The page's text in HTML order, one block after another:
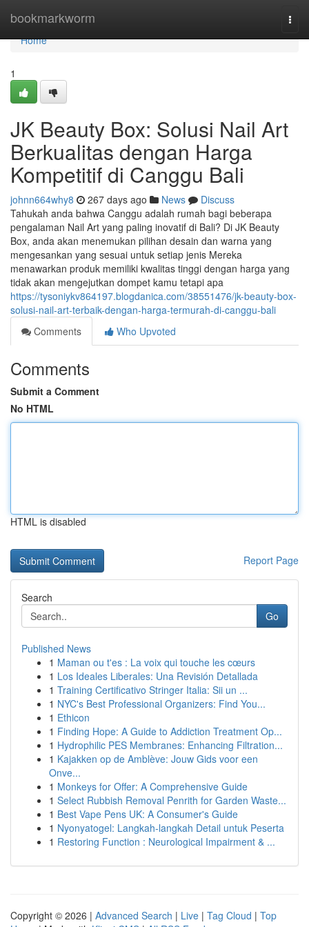
bookmarkworm
Home
Home
1
JK Beauty Box: Solusi Nail Art
Berkualitas dengan Harga
Kompetitif di Canggu Bali
johnn664why8 267 days ago News
Discuss
Tahukah anda bahwa Canggu adalah rumah bagi beberapa
pengalaman Nail Art yang paling inovatif di Bali? Di JK Beauty
Box, anda akan menemukan pilihan desain dan warna yang
mengesankan yang sesuai untuk setiap jenis Mereka
menawarkan produk memiliki kwalitas tinggi dengan harga yang
tidak akan mengejutkan dompet kamu tetapi apa
https://tysoniykv864197.blogdanica.com/38551476/jk-beauty-box-
solusi-nail-art-terbaik-dengan-harga-termurah-di-canggu-bali
Comments
Who Upvoted
Comments
Submit a Comment
No HTML
HTML is disabled
Report Page
Search
Go
Published News
1 Maman ou t'es : La voix qui touche les cœurs
1 Los Ideales Liberales: Una Revisión Detallada
1 Training Certificativo Stringer Italia: Sii un ...
1 NYC's Best Professional Organizers: Find You...
1 Ethicon
1 Finding Hope: A Guide to Addiction Treatment Op...
1 Hydrophilic PES Membranes: Enhancing Filtration...
1 Kajakken op de Amblève: Jouw Gids voor een
Onve...
1 Monkeys for Offer: A Comprehensive Guide
1 Select Rubbish Removal Penrith for Garden Waste...
1 Best Vape Pens UK: A Consumer's Guide
1 Nyonyatogel: Langkah-langkah Detail untuk Peserta
1 Restoring Function : Neurological Impairment & ...
Copyright © 2026 | Advanced Search | Live | Tag Cloud | Top